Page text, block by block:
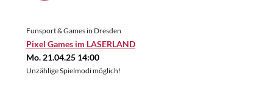
Funsport & Games in Dresden
Pixel Games im LASERLAND
Mo. 21.04.25 14:00
Unzählige Spielmodi möglich!